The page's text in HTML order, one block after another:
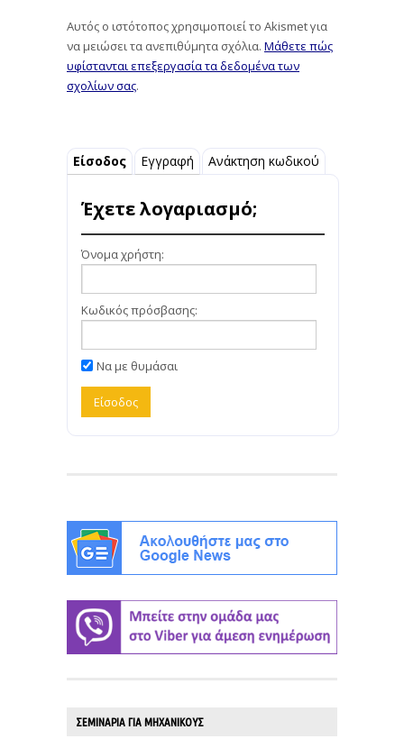
Αυτός ο ιστότοπος χρησιμοποιεί το Akismet για
να μειώσει τα ανεπιθύμητα σχόλια. Μάθετε πώς
υφίστανται επεξεργασία τα δεδομένα των
σχολίων σας.
Είσοδος Εγγραφή Ανάκτηση κωδικού
Έχετε λογαριασμό;
Όνομα χρήστη:
Κωδικός πρόσβασης:
Να με θυμάσαι
ΣΕΜΙΝΑΡΙΑ ΓΙΑ ΜΗΧΑΝΙΚΟΥΣ